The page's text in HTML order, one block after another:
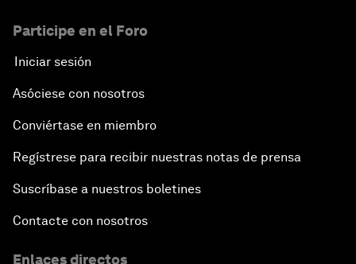
Participe en el Foro
Iniciar sesión
Asóciese con nosotros
Conviértase en miembro
Regístrese para recibir nuestras notas de prensa
Suscríbase a nuestros boletines
Contacte con nosotros
Enlaces directos